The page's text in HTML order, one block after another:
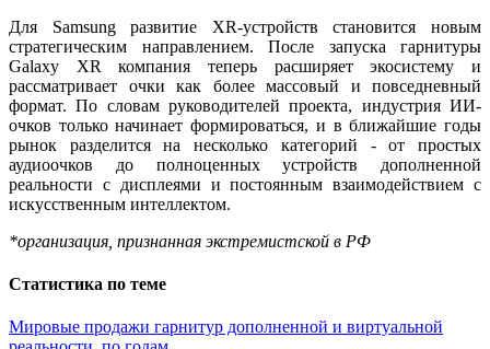
Для Samsung развитие XR-устройств становится новым
стратегическим направлением. После запуска гарнитуры
Galaxy XR компания теперь расширяет экосистему и
рассматривает очки как более массовый и повседневный
формат. По словам руководителей проекта, индустрия ИИ-
очков только начинает формироваться, и в ближайшие годы
рынок разделится на несколько категорий - от простых
аудиоочков до полноценных устройств дополненной
реальности с дисплеями и постоянным взаимодействием с
искусственным интеллектом.
*организация, признанная экстремистской в РФ
Статистика по теме
Мировые продажи гарнитур дополненной и виртуальной